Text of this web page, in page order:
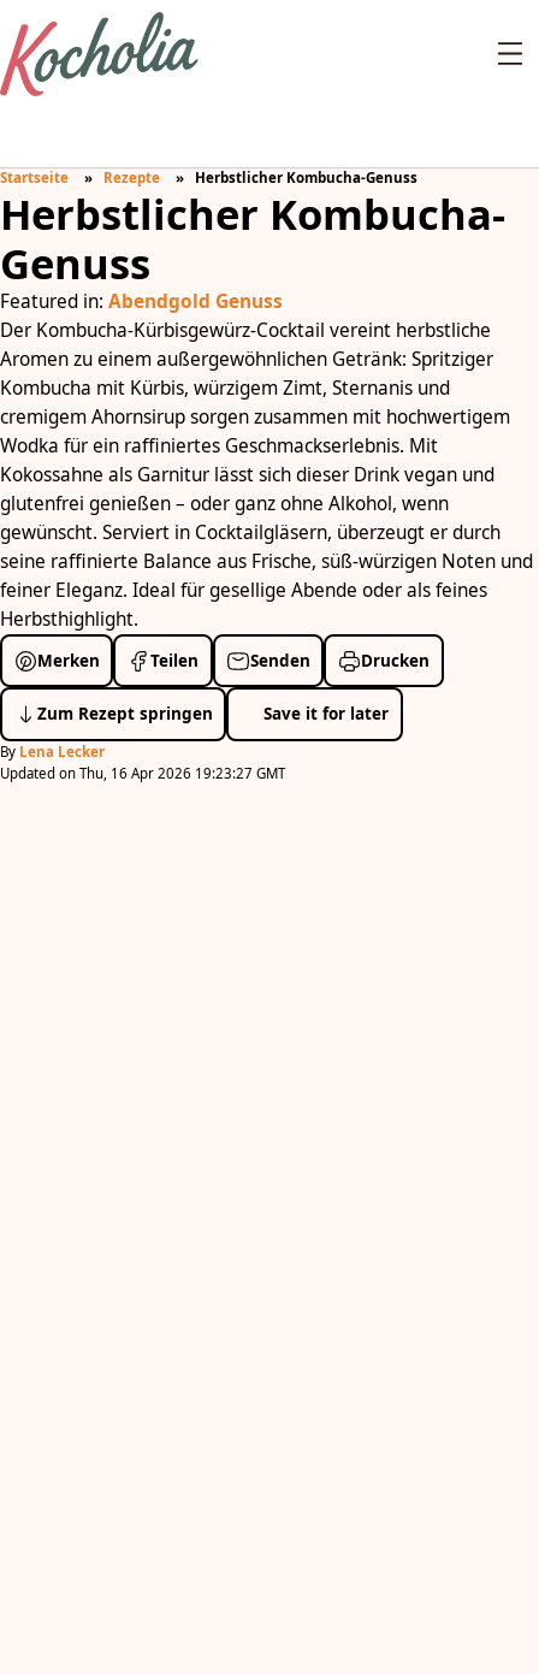
Startseite Rezepte Herbstlicher Kombucha-Genuss
Herbstlicher Kombucha-
Genuss
Featured in: Abendgold Genuss
Der Kombucha-Kürbisgewürz-Cocktail vereint herbstliche
Aromen zu einem außergewöhnlichen Getränk: Spritziger
Kombucha mit Kürbis, würzigem Zimt, Sternanis und
cremigem Ahornsirup sorgen zusammen mit hochwertigem
Wodka für ein raffiniertes Geschmackserlebnis. Mit
Kokossahne als Garnitur lässt sich dieser Drink vegan und
glutenfrei genießen – oder ganz ohne Alkohol, wenn
gewünscht. Serviert in Cocktailgläsern, überzeugt er durch
seine raffinierte Balance aus Frische, süß-würzigen Noten und
feiner Eleganz. Ideal für gesellige Abende oder als feines
Herbsthighlight.
Merken Teilen Senden Drucken
Zum Rezept springen Save it for later
By Lena Lecker
Updated on Thu, 16 Apr 2026 19:23:27 GMT